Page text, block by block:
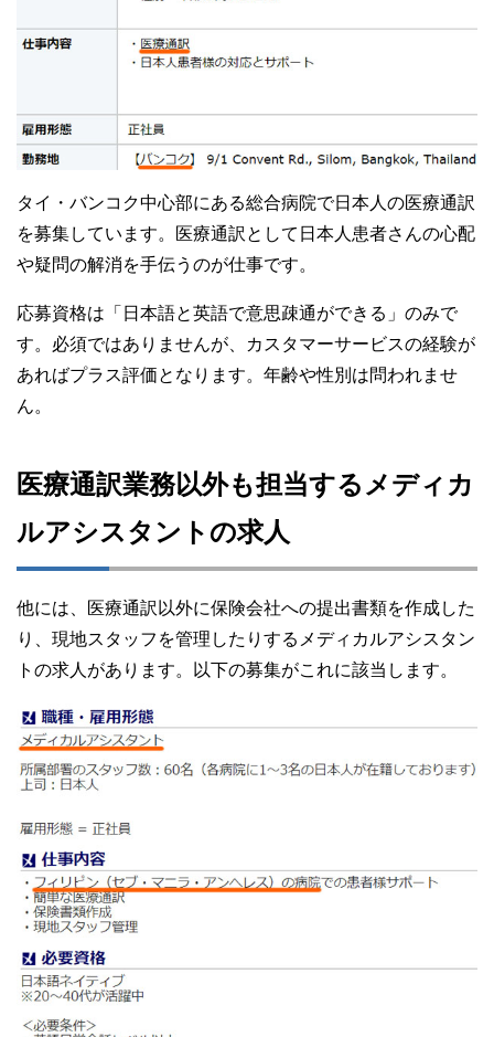
タイ・バンコク中心部にある総合病院で日本人の医療通訳
を募集しています。医療通訳として日本人患者さんの心配
や疑問の解消を手伝うのが仕事です。
応募資格は「日本語と英語で意思疎通ができる」のみで
す。必須ではありませんが、カスタマーサービスの経験が
あればプラス評価となります。年齢や性別は問われませ
ん。
医療通訳業務以外も担当するメディカ
ルアシスタントの求人
他には、医療通訳以外に保険会社への提出書類を作成した
り、現地スタッフを管理したりするメディカルアシスタン
トの求人があります。以下の募集がこれに該当します。